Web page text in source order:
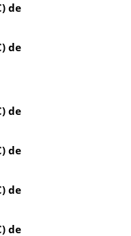
de
de
de
de
de
de